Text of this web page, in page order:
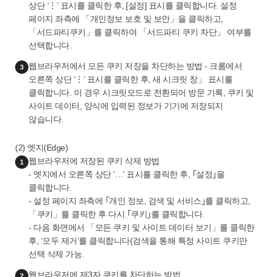
상단 ‘⋮’ 표시를 클릭한 후, [설정] 표시를 클릭합니다. 설정
페이지 좌측에 「개인정보 보호 및 보안」을 클릭하고,
「서드파티쿠키」를 클릭하여 「서드파티 쿠키 차단」 여부를
선택합니다.
3
웹브라우저에서 모든 쿠키 저장을 차단하는 방법 - 크롬에서
오른쪽 상단 ‘⋮’ 표시를 클릭한 후, 새 시크릿 창」 표시를
클릭합니다. 이 경우 시크릿모드로 전환되어 방문 기록, 쿠키 및
사이트 데이터, 양식에 입력된 정보가 기기에 저장되지
않습니다.
(2) 엣지(Edge)
1
웹브라우저에 저장된 쿠키 삭제 방법
- 엣지에서 오른쪽 상단 ‘…’ 표시를 클릭한 후, ｢설정｣을
클릭합니다.
- 설정 페이지 좌측에 ｢개인 정보, 검색 및 서비스｣를 클릭하고,
「쿠키」를 클릭한 후 다시 ｢쿠키｣를 클릭합니다.
- 다음 화면에서 「모든 쿠키 및 사이트 데이터 보기」를 클릭한
후, ‘모두 제거’를 클릭합니다(검색을 통해 특정 사이트 쿠키만
선택 삭제 가능.
2
웹브라우저에 제3자 쿠키를 차단하는 방법